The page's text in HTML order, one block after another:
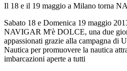
Il 18 e il 19 maggio a Milano torna
Sabato 18 e Domenica 19 maggio
NAVIGAR M'è DOLCE, una due
appassionati grazie alla campagna di
Nautica per promuovere la nautica
imbarcazioni aperte a tutti